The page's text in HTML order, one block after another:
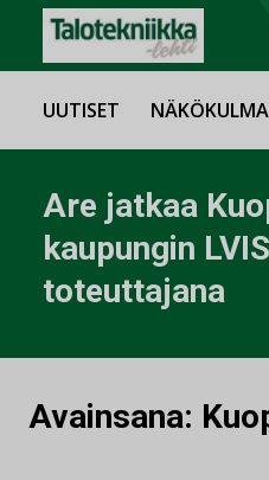
UUTISET
Are jatkaa
kaupungin
toteuttajana
Avainsana: